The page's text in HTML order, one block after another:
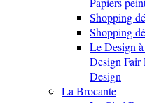
Shopping
Shopping
Le Design
Design Fair
Design
La Brocante